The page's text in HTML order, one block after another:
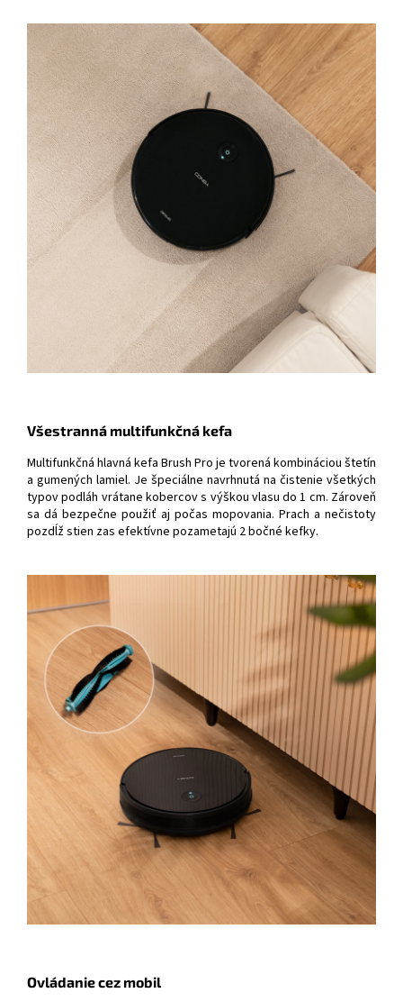
Všestranná multifunkčná kefa
Multifunkčná hlavná kefa Brush Pro je tvorená kombináciou štetín
a gumených lamiel. Je špeciálne navrhnutá na čistenie všetkých
typov podláh vrátane kobercov s výškou vlasu do 1 cm. Zároveň
sa dá bezpečne použiť aj počas mopovania. Prach a nečistoty
pozdĺž stien zas efektívne pozametajú 2 bočné kefky.
Ovládanie cez mobil